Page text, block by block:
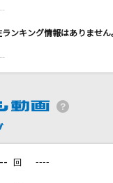
回 ----